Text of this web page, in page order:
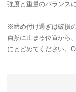
強度と重量のバランス
※締め付け過ぎは破損
自然に止まる位置から
にとどめてください。